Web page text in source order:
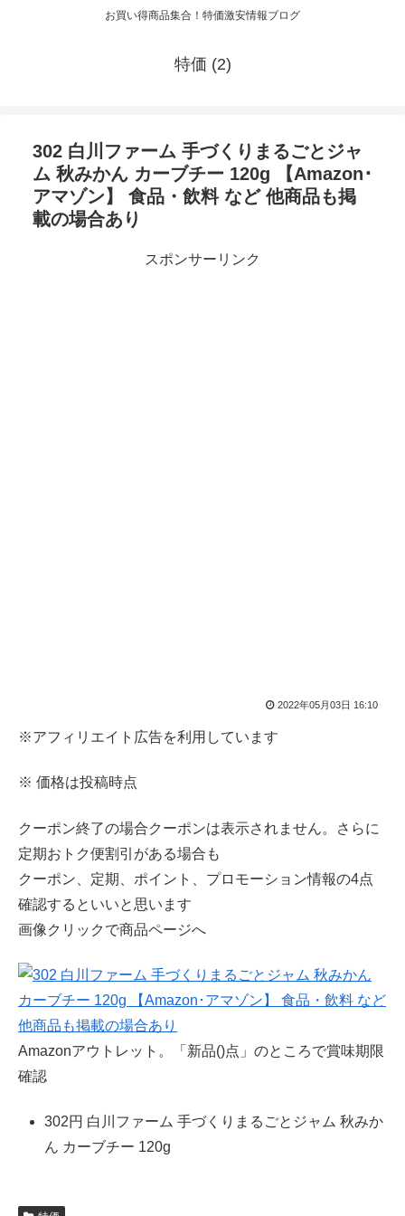
お買い得商品集合！特価激安情報ブログ
特価 (2)
302 白川ファーム 手づくりまるごとジャ
ム 秋みかん カーブチー 120g 【Amazon･
アマゾン】 食品・飲料 など 他商品も掲
載の場合あり
スポンサーリンク
2022年05月03日 16:10
※アフィリエイト広告を利用しています
※ 価格は投稿時点
クーポン終了の場合クーポンは表示されません。さらに
定期おトク便割引がある場合も
クーポン、定期、ポイント、プロモーション情報の4点
確認するといいと思います
画像クリックで商品ページへ
Amazonアウトレット。「新品()点」のところで賞味期限
確認
302円 白川ファーム 手づくりまるごとジャム 秋みか
ん カーブチー 120g